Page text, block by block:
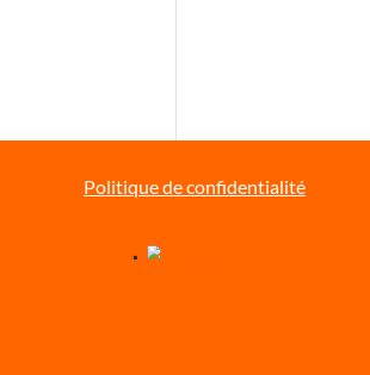
Politique de confidentialité